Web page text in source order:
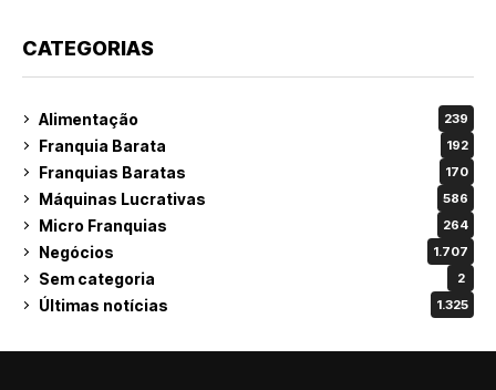
CATEGORIAS
Alimentação 239
Franquia Barata 192
Franquias Baratas 170
Máquinas Lucrativas 586
Micro Franquias 264
Negócios 1.707
Sem categoria 2
Últimas notícias 1.325